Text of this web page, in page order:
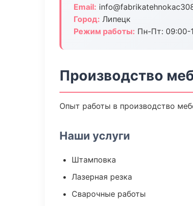
Email:
Город: Липецк
Режим работы: Пн-Пт: 09:00-
Производство
Опыт работы в производство
Наши услуги
Штамповка
Лазерная резка
Сварочные работы